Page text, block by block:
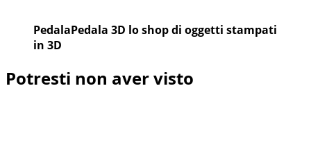
PedalaPedala 3D lo shop di oggetti stampati
in 3D
Potresti non aver visto